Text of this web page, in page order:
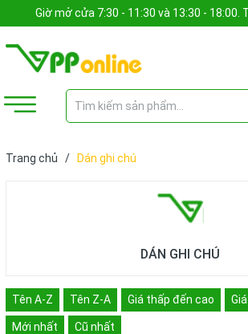
Giờ mở cửa 7:30 - 11:30 và 13:30 - 18:00.
Trang chủ / Dán ghi chú
DÁN GHI CHÚ
Tên A-Z Tên Z-A Giá thấp đến cao
Mới nhất Cũ nhất